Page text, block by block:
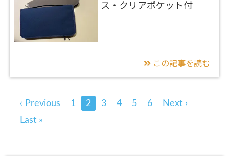
ス・クリアポケット付
この記事を読む
‹ Previous 1 2 3 4 5 6
Next ›
Last »